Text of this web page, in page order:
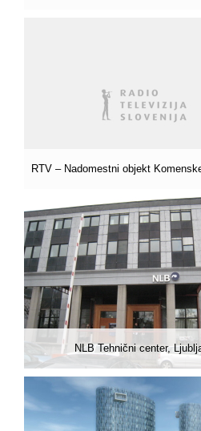
RTV – Nadomestni objekt
NLB Tehnični center,